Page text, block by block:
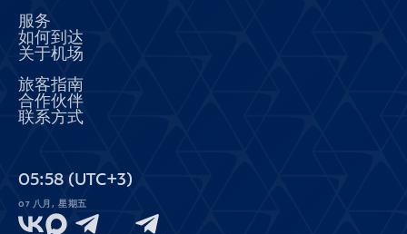
服务
如何到达
关于机场
旅客指南
合作伙伴
联系方式
05 58 (UTC+3)
07 八月, 星期五